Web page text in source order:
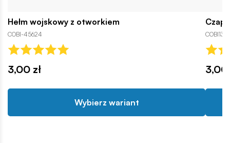
Hełm wojskowy z otworkiem
COBI-45624
3,00 zł
Wybierz wariant
3,00